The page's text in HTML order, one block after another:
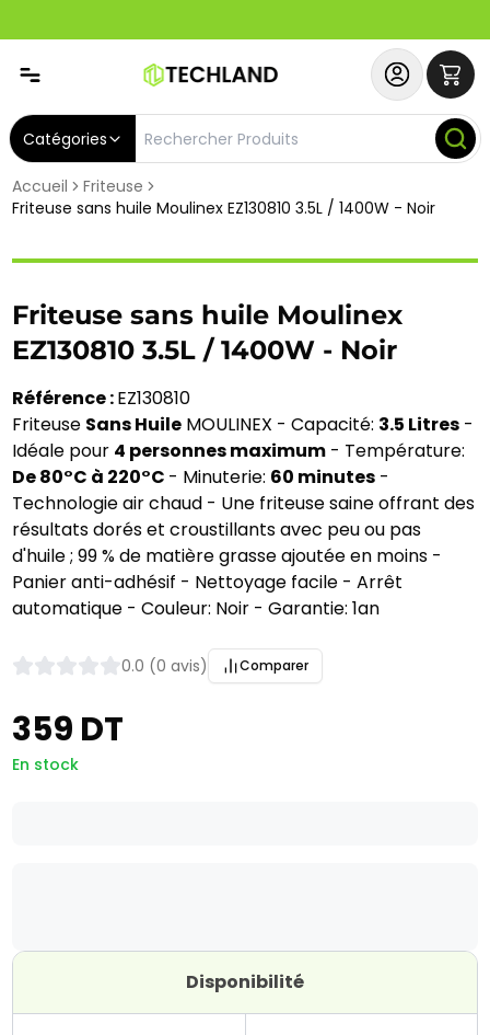
Catégories
Accueil
Friteuse
Friteuse sans huile Moulinex EZ130810 3.5L / 1400W - Noir
Friteuse sans huile Moulinex
EZ130810 3.5L / 1400W - Noir
Référence :EZ130810
Friteuse Sans Huile MOULINEX - Capacité: 3.5 Litres -
Idéale pour 4 personnes maximum - Température:
De 80°C à 220°C - Minuterie: 60 minutes -
Technologie air chaud - Une friteuse saine offrant des
résultats dorés et croustillants avec peu ou pas
d'huile ; 99 % de matière grasse ajoutée en moins -
Panier anti-adhésif - Nettoyage facile - Arrêt
automatique - Couleur: Noir - Garantie: 1an
0.0 (0 avis) Comparer
359 DT
En stock
Disponibilité